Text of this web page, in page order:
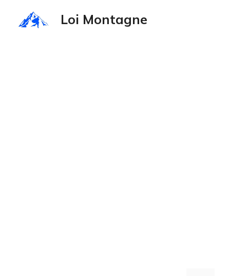
Loi Montagne